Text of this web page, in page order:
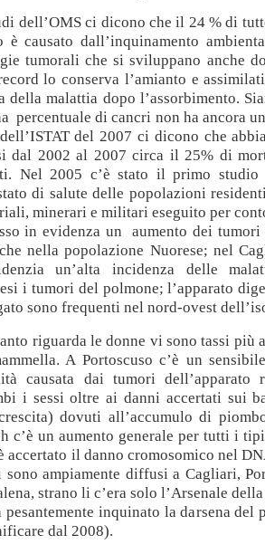
dell’OMS ci dicono che il 24 % di
è causato dall’inquinamento
tumorali che si sviluppano anche
lo conserva l’amianto e
della malattia dopo l’assorbimento.
percentuale di cancri non ha ancora
del 2007 ci dicono che
dal 2002 al 2007 circa il 25% di
Nel 2005 c’è stato il primo studio
di salute delle popolazioni
minerari e militari eseguito per
in evidenza un aumento dei
nella popolazione Nuorese; nel
un’alta incidenza delle
i tumori del polmone; l’apparato
sono frequenti nel nord-ovest
riguarda le donne vi sono tassi più
A Portoscuso c’è un
causata dai tumori
i sessi oltre ai danni accertati sui
dovuti all’accumulo di
c’è un aumento generale per tutti i
accertato il danno cromosomico nel
sono ampiamente diffusi a Cagliari,
strano li c’era solo l’Arsenale
pesantemente inquinato la darsena del
dal 2008).